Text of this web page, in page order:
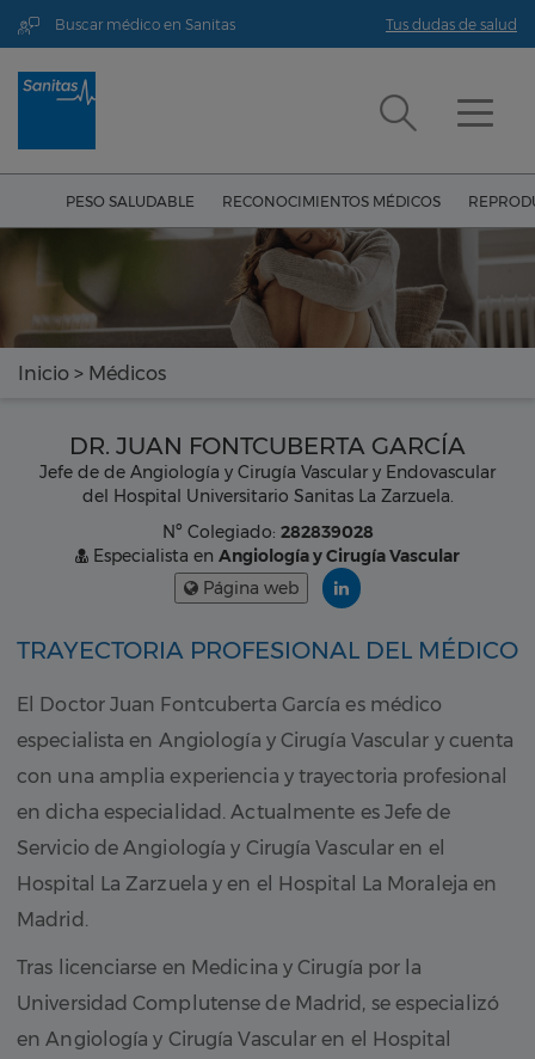
Buscar médico en Sanitas Tus dudas de salud
PESO SALUDABLE RECONOCIMIENTOS MÉDICOS
Inicio > Médicos
DR. JUAN FONTCUBERTA GARCÍA
Jefe de de Angiología y Cirugía Vascular y Endovascular
del Hospital Universitario Sanitas La Zarzuela.
Nº Colegiado: 282839028
Especialista en Angiología y Cirugía Vascular
Página web
TRAYECTORIA PROFESIONAL DEL MÉDICO
El Doctor Juan Fontcuberta García es médico
especialista en Angiología y Cirugía Vascular y cuenta
con una amplia experiencia y trayectoria profesional
en dicha especialidad. Actualmente es Jefe de
Servicio de Angiología y Cirugía Vascular en el
Hospital La Zarzuela y en el Hospital La Moraleja en
Madrid.
Tras licenciarse en Medicina y Cirugía por la
Universidad Complutense de Madrid, se especializó
en Angiología y Cirugía Vascular en el Hospital